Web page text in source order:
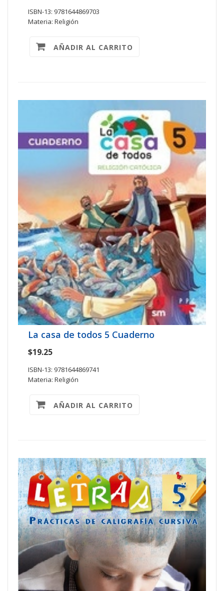
ISBN-13: 9781644869703
Materia: Religión
AÑADIR AL CARRITO
La casa de todos 5 Cuaderno
$19.25
ISBN-13: 9781644869741
Materia: Religión
AÑADIR AL CARRITO